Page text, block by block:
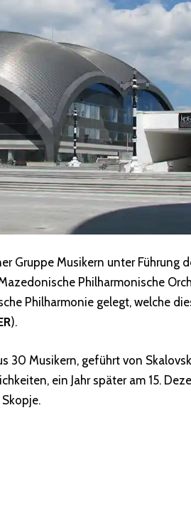
Gruppe Musikern unter Führung
Philharmonische
Philharmonie gelegt, welche
).
30 Musikern, geführt von
ein Jahr später am 15.